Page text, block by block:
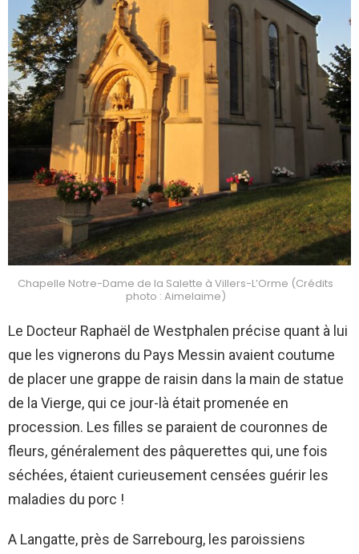
Chapelle Notre-Dame de la Salette à Villers-L’Orme (Crédits
photo : Aimelaime)
Le Docteur Raphaël de Westphalen précise quant à lui
que les vignerons du Pays Messin avaient coutume
de placer une grappe de raisin dans la main de statue
de la Vierge, qui ce jour-là était promenée en
procession. Les filles se paraient de couronnes de
fleurs, généralement des pâquerettes qui, une fois
séchées, étaient curieusement censées guérir les
maladies du porc !
A Langatte, près de Sarrebourg, les paroissiens